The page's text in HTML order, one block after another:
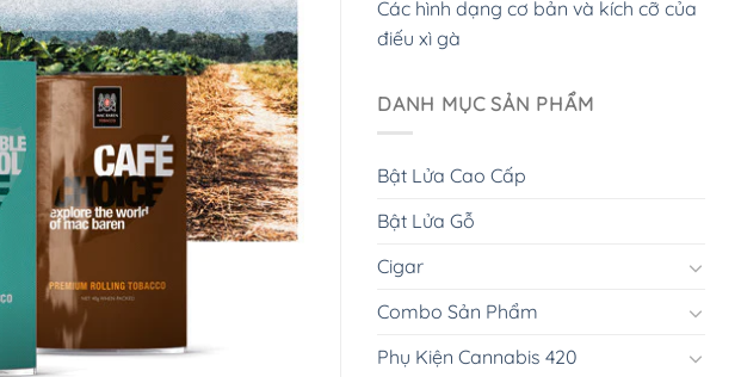
Các hình dạng cơ bản và kích cỡ của
điếu xì gà
DANH MỤC SẢN PHẨM
Bật Lửa Cao Cấp
Bật Lửa Gỗ
Cigar
Combo Sản Phẩm
Phụ Kiện Cannabis 420